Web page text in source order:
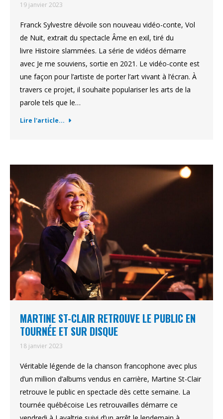
19 janvier 2023
Franck Sylvestre dévoile son nouveau vidéo-conte, Vol
de Nuit, extrait du spectacle Âme en exil, tiré du
livre Histoire slammées. La série de vidéos démarre
avec Je me souviens, sortie en 2021. Le vidéo-conte est
une façon pour l’artiste de porter l’art vivant à l’écran. À
travers ce projet, il souhaite populariser les arts de la
parole tels que le…
Lire l'article...
MARTINE ST-CLAIR RETROUVE LE PUBLIC EN
TOURNÉE ET SUR DISQUE
18 janvier 2023
Véritable légende de la chanson francophone avec plus
d’un million d’albums vendus en carrière, Martine St-Clair
retrouve le public en spectacle dès cette semaine. La
tournée québécoise Les retrouvailles démarre ce